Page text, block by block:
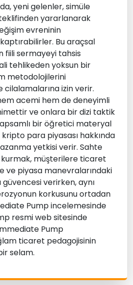
yeni gelenler, simüle
yararlanarak
evreninin
Bu araçsal
fiili sermayeyi tahsis
tehlikeden yoksun bir
metodolojilerini
izin verir.
acemi hem de deneyimli
ve onlara bir dizi taktik
bir öğretici materyal
para piyasası hakkında
yetkisi verir. Sahte
müşterilere ticaret
ve piyasa manevralarındaki
güvencesi verirken, aynı
korkusunu ortadan
Pump incelemesinde
resmi web sitesinde
Pump
ticaret pedagojisinin
selam.